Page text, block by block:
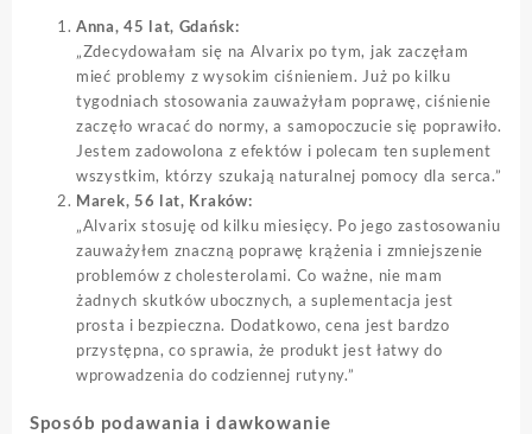
Anna, 45 lat, Gdańsk:
„Zdecydowałam się na Alvarix po tym, jak zaczęłam
mieć problemy z wysokim ciśnieniem. Już po kilku
tygodniach stosowania zauważyłam poprawę, ciśnienie
zaczęło wracać do normy, a samopoczucie się poprawiło.
Jestem zadowolona z efektów i polecam ten suplement
wszystkim, którzy szukają naturalnej pomocy dla serca.”
Marek, 56 lat, Kraków:
„Alvarix stosuję od kilku miesięcy. Po jego zastosowaniu
zauważyłem znaczną poprawę krążenia i zmniejszenie
problemów z cholesterolami. Co ważne, nie mam
żadnych skutków ubocznych, a suplementacja jest
prosta i bezpieczna. Dodatkowo, cena jest bardzo
przystępna, co sprawia, że produkt jest łatwy do
wprowadzenia do codziennej rutyny.”
Sposób podawania i dawkowanie